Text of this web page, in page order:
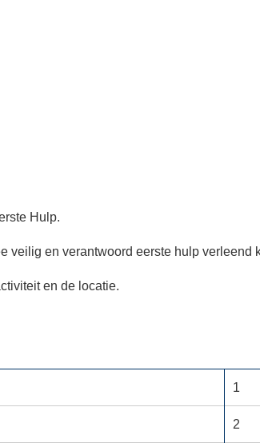
Hulp.
veilig en verantwoord eerste hulp verleend
en de locatie.
1
2